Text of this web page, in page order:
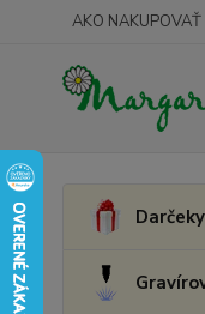
AKO NAKUPOVAŤ
Darčeky